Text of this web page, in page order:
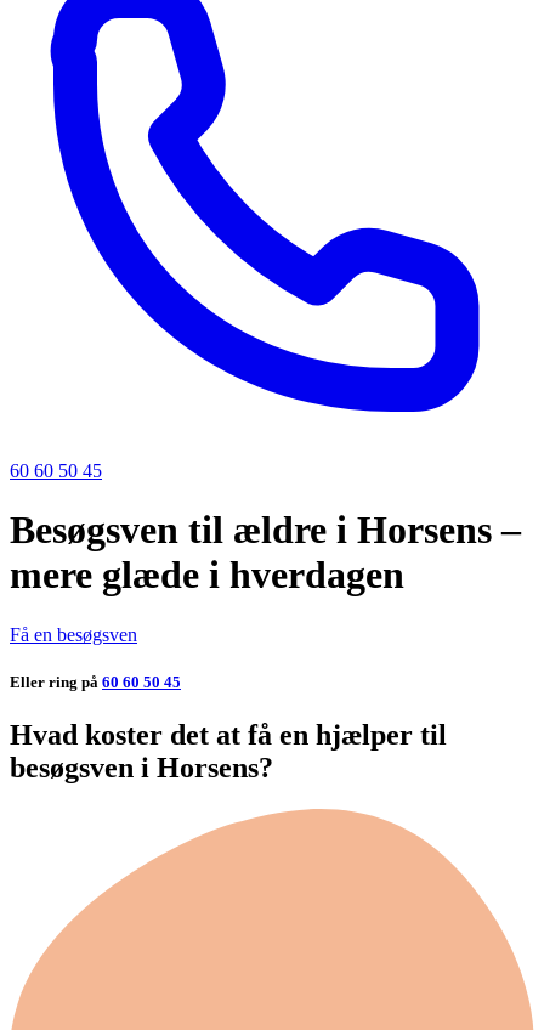
60 60 50 45
Besøgsven til ældre i Horsens –
mere glæde i hverdagen
Få en besøgsven
Eller ring på 60 60 50 45
Hvad koster det at få en hjælper til
besøgsven i Horsens?